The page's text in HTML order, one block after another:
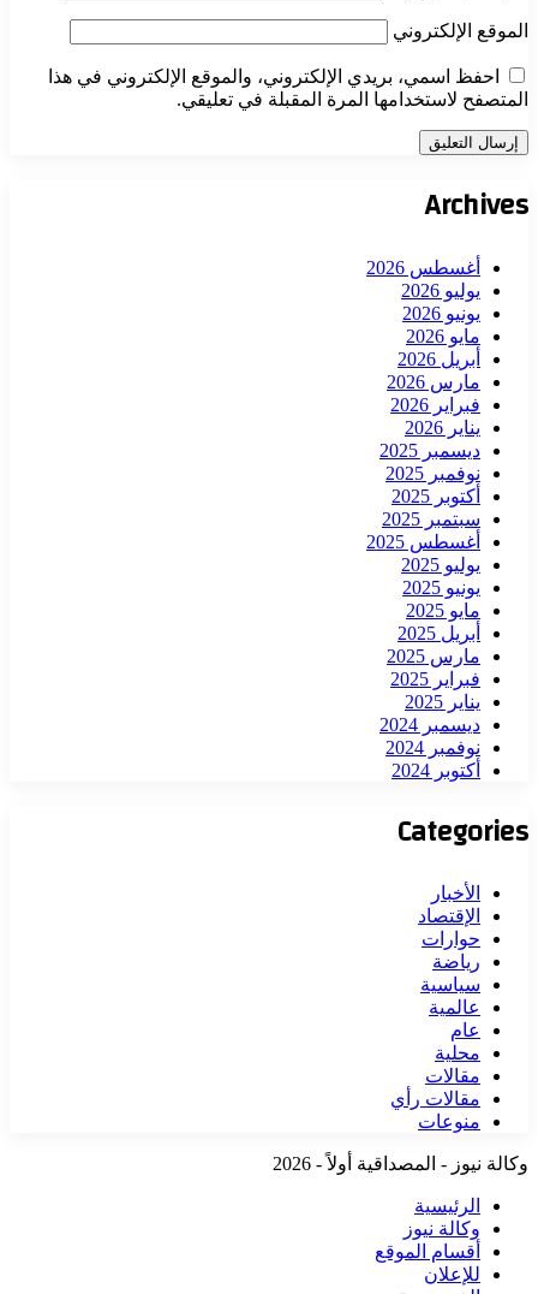
الموقع الإلكتروني
احفظ اسمي، بريدي الإلكتروني، والموقع الإلكتروني في هذا
المتصفح لاستخدامها المرة المقبلة في تعليقي.
Archives
أغسطس 2026
يوليو 2026
يونيو 2026
مايو 2026
أبريل 2026
مارس 2026
فبراير 2026
يناير 2026
ديسمبر 2025
نوفمبر 2025
أكتوبر 2025
سبتمبر 2025
أغسطس 2025
يوليو 2025
يونيو 2025
مايو 2025
أبريل 2025
مارس 2025
فبراير 2025
يناير 2025
ديسمبر 2024
نوفمبر 2024
أكتوبر 2024
Categories
الأخبار
الإقتصاد
حوارات
رياضة
سياسية
عالمية
عام
محلية
مقالات
مقالات رأي
منوعات
وكالة نيوز - المصداقية أولاً - 2026
الرئيسية
وكالة نيوز
أقسام الموقع
للإعلان